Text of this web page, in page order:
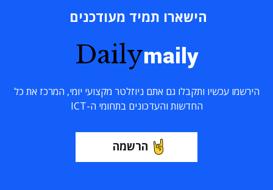
הישארו תמיד מעודכנים
Dailymaily
הירשמו עכשיו ותקבלו גם אתם ניוזלטר מקצועי יומי, המרכז את כל
החדשות והעדכונים בתחומי ה-ICT
הרשמה